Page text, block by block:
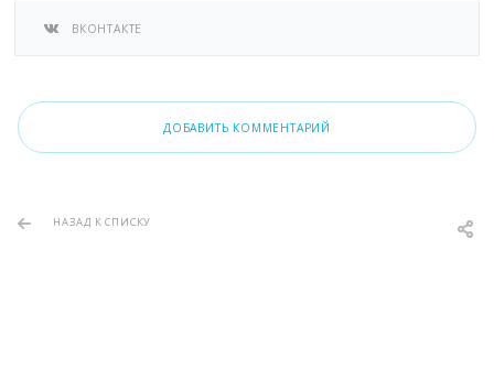
ВКОНТАКТЕ
ДОБАВИТЬ КОММЕНТАРИЙ
НАЗАД К СПИСКУ